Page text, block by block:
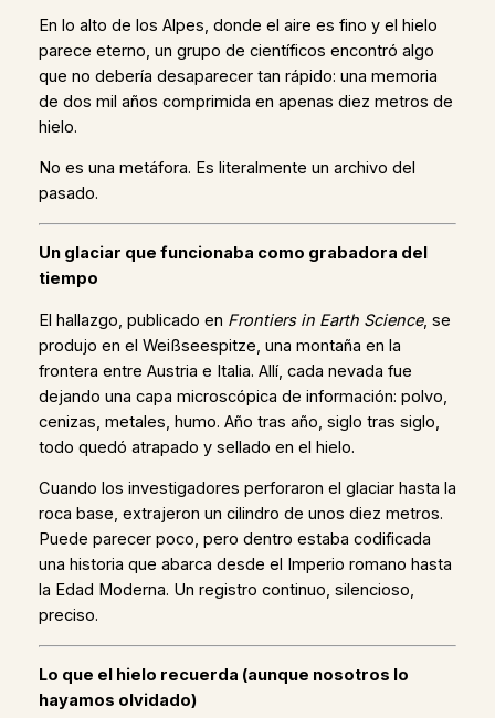
En lo alto de los Alpes, donde el aire es fino y el hielo
parece eterno, un grupo de científicos encontró algo
que no debería desaparecer tan rápido: una memoria
de dos mil años comprimida en apenas diez metros de
hielo.
No es una metáfora. Es literalmente un archivo del
pasado.
Un glaciar que funcionaba como grabadora del
tiempo
El hallazgo, publicado en Frontiers in Earth Science, se
produjo en el Weißseespitze, una montaña en la
frontera entre Austria e Italia. Allí, cada nevada fue
dejando una capa microscópica de información: polvo,
cenizas, metales, humo. Año tras año, siglo tras siglo,
todo quedó atrapado y sellado en el hielo.
Cuando los investigadores perforaron el glaciar hasta la
roca base, extrajeron un cilindro de unos diez metros.
Puede parecer poco, pero dentro estaba codificada
una historia que abarca desde el Imperio romano hasta
la Edad Moderna. Un registro continuo, silencioso,
preciso.
Lo que el hielo recuerda (aunque nosotros lo
hayamos olvidado)